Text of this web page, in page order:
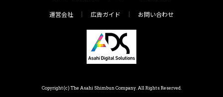
運営会社 広告ガイド お問い合わせ
Copyright(c) The Asahi Shimbun Company. All Rights Reserved.